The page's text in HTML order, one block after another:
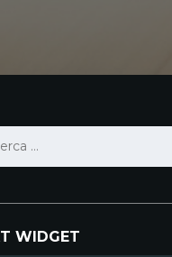
WIDGET